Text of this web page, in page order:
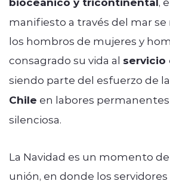
manifiesto a través del mar
los hombros de mujeres y
consagrado su vida al servicio
siendo parte del esfuerzo de la
Chile en labores
silenciosa.
La Navidad es un momento
unión, en donde los